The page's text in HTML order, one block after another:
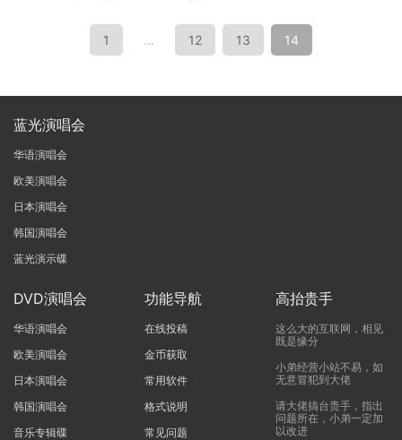
1 … 12 13 14
蓝光演唱会
华语演唱会
欧美演唱会
日本演唱会
韩国演唱会
蓝光演示碟
DVD演唱会
华语演唱会
欧美演唱会
日本演唱会
韩国演唱会
音乐专辑碟
功能导航
在线投稿
金币获取
常用软件
格式说明
常见问题
高抬贵手
这么大的互联网，相见
既是缘分
小弟经营小站不易，如
无意冒犯到大佬
请大佬搞台贵手，指出
问题所在，小弟一定加
以改进